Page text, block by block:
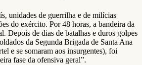
unidades de guerrilha e de milícias
do exército. Por 48 horas, a bandeira da
Depois de dias de batalhas e duros golpes
da Segunda Brigada de Santa Ana
e se somaram aos insurgentes), foi
fase da ofensiva geral”.